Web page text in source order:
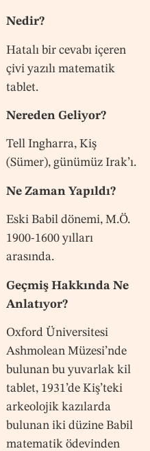
Nedir?
Hatalı bir cevabı içeren
çivi yazılı matematik
tablet.
Nereden Geliyor?
Tell Ingharra, Kiş
(Sümer), günümüz Irak’ı.
Ne Zaman Yapıldı?
Eski Babil dönemi, M.Ö.
1900-1600 yılları
arasında.
Geçmiş Hakkında Ne
Anlatıyor?
Oxford Üniversitesi
Ashmolean Müzesi’nde
bulunan bu yuvarlak kil
tablet, 1931’de Kiş’teki
arkeolojik kazılarda
bulunan iki düzine Babil
matematik ödevinden